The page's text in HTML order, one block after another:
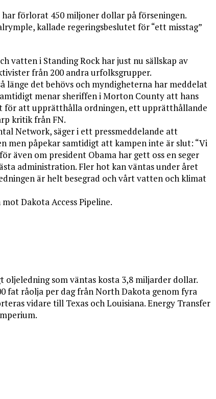
förlorat 450 miljoner dollar på förseningen.
kallade regeringsbeslutet för “ett misstag”
vatten i Standing Rock har just nu sällskap av
från 200 andra urfolksgrupper.
länge det behövs och myndigheterna har meddelat
menar sheriffen i Morton County att hans
för att upprätthålla ordningen, ett upprätthållande
kritik från FN.
Network, säger i ett pressmeddelande att
men påpekar samtidigt att kampen inte är slut: “Vi
även om president Obama har gett oss en seger
administration. Fler hot kan väntas under året
är helt besegrad och vårt vatten och klimat
Dakota Access Pipeline.
oljeledning som väntas kosta 3,8 miljarder dollar.
fat råolja per dag från North Dakota genom fyra
vidare till Texas och Louisiana. Energy Transfer